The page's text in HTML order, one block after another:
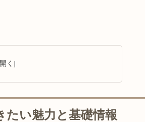
たい魅力と基礎情報